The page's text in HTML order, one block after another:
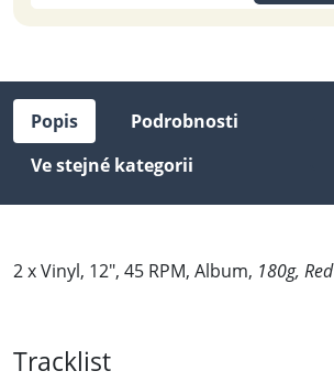
Popis
Podrobnosti
Ve stejné kategorii
2 x Vinyl, 12", 45 RPM, Album, 180g, Red
Tracklist